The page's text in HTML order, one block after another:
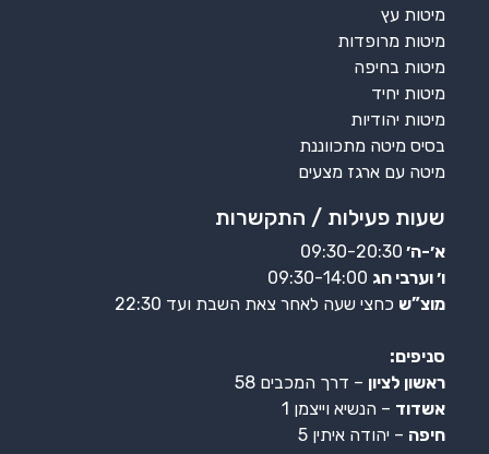
מיטות עץ
מיטות מרופדות
מיטות בחיפה
מיטות יחיד
מיטות יהודיות
בסיס מיטה מתכווננת
מיטה עם ארגז מצעים
שעות פעילות / התקשרות
א׳-ה׳ 09:30-20:30
ו׳ וערבי חג
מוצ”ש כחצי שעה לאחר צאת השבת ועד 22:30
סניפים:
ראשון לציון – דרך המכבים 58
אשדוד – הנשיא וייצמן 1
חיפה – יהודה איתין 5